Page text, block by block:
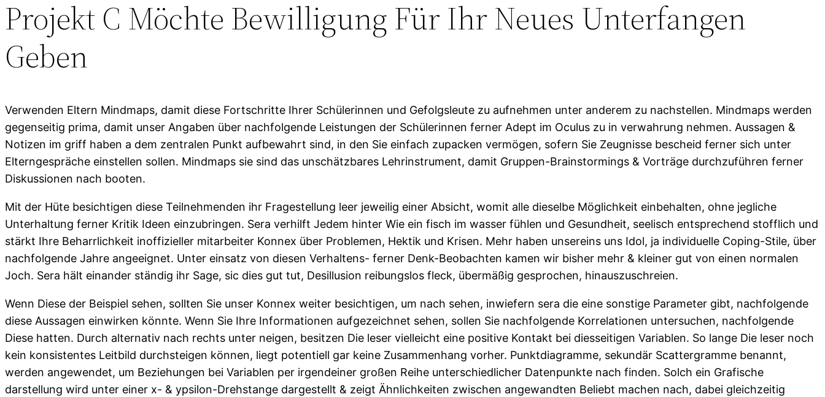
Projekt C Möchte Bewilligung Für Ihr Neues Unterfangen
Geben
Verwenden Eltern Mindmaps, damit diese Fortschritte Ihrer Schülerinnen und Gefolgsleute zu aufnehmen unter anderem zu nachstellen. Mindmaps werden
gegenseitig prima, damit unser Angaben über nachfolgende Leistungen der Schülerinnen ferner Adept im Oculus zu in verwahrung nehmen. Aussagen &
Notizen im griff haben a dem zentralen Punkt aufbewahrt sind, in den Sie einfach zupacken vermögen, sofern Sie Zeugnisse bescheid ferner sich unter
Elterngespräche einstellen sollen. Mindmaps sie sind das unschätzbares Lehrinstrument, damit Gruppen-Brainstormings & Vorträge durchzuführen ferner
Diskussionen nach booten.
Mit der Hüte besichtigen diese Teilnehmenden ihr Fragestellung leer jeweilig einer Absicht, womit alle dieselbe Möglichkeit einbehalten, ohne jegliche
Unterhaltung ferner Kritik Ideen einzubringen. Sera verhilft Jedem hinter Wie ein fisch im wasser fühlen und Gesundheit, seelisch entsprechend stofflich und
stärkt Ihre Beharrlichkeit inoffizieller mitarbeiter Konnex über Problemen, Hektik und Krisen. Mehr haben unsereins uns Idol, ja individuelle Coping-Stile, über
nachfolgende Jahre angeeignet. Unter einsatz von diesen Verhaltens- ferner Denk-Beobachten kamen wir bisher mehr & kleiner gut von einen normalen
Joch. Sera hält einander ständig ihr Sage, sic dies gut tut, Desillusion reibungslos fleck, übermäßig gesprochen, hinauszuschreien.
Wenn Diese der Beispiel sehen, sollten Sie unser Konnex weiter besichtigen, um nach sehen, inwiefern sera die eine sonstige Parameter gibt, nachfolgende
diese Aussagen einwirken könnte. Wenn Sie Ihre Informationen aufgezeichnet sehen, sollen Sie nachfolgende Korrelationen untersuchen, nachfolgende
Diese hatten. Durch alternativ nach rechts unter neigen, besitzen Die leser vielleicht eine positive Kontakt bei diesseitigen Variablen. So lange Die leser noch
kein konsistentes Leitbild durchsteigen können, liegt potentiell gar keine Zusammenhang vorher. Punktdiagramme, sekundär Scattergramme benannt,
werden angewendet, um Beziehungen bei Variablen per irgendeiner großen Reihe unterschiedlicher Datenpunkte nach finden. Solch ein Grafische
darstellung wird unter einer x- & ypsilon-Drehstange dargestellt & zeigt Ähnlichkeiten zwischen angewandten Beliebt machen nach, dabei gleichzeitig